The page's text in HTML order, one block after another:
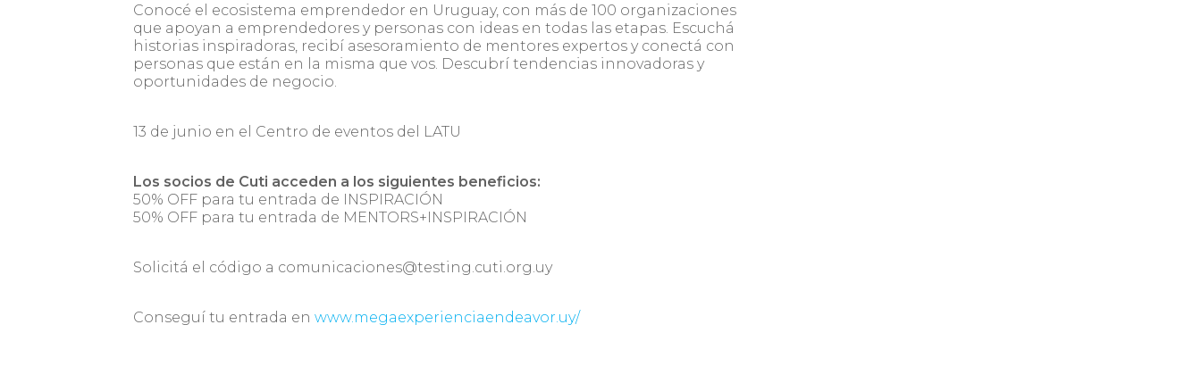
Conocé el ecosistema emprendedor en Uruguay, con más de 100 organizaciones
que apoyan a emprendedores y personas con ideas en todas las etapas. Escuchá
historias inspiradoras, recibí asesoramiento de mentores expertos y conectá con
personas que están en la misma que vos. Descubrí tendencias innovadoras y
oportunidades de negocio.
13 de junio en el Centro de eventos del LATU
Los socios de Cuti acceden a los siguientes beneficios:
50% OFF para tu entrada de INSPIRACIÓN
50% OFF para tu entrada de MENTORS+INSPIRACIÓN
Solicitá el código a comunicaciones@testing.cuti.org.uy
Conseguí tu entrada enwww.megaexperienciaendeavor.uy/